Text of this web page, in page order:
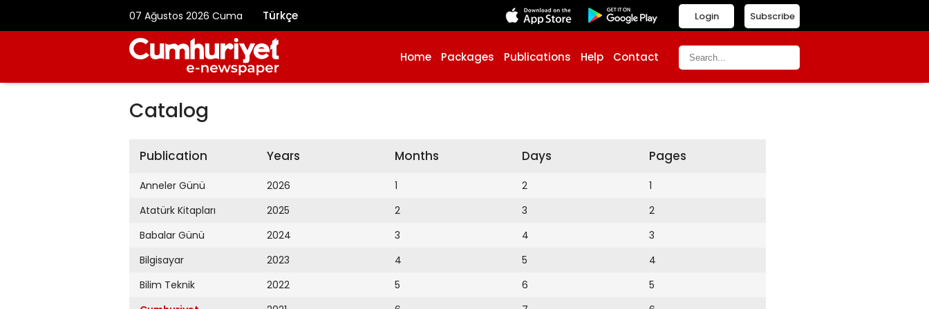
07 Ağustos 2026 Cuma Türkçe Subscribe
Login
Home Packages Publications Help Contact
Catalog
Publication
Anneler Günü
Atatürk Kitapları
Babalar Günü
Bilgisayar
Bilim Teknik
Years
2026
2025
2024
2023
2022
Months
1
2
3
4
5
Days
2
3
4
5
6
Pages
1
2
3
4
5